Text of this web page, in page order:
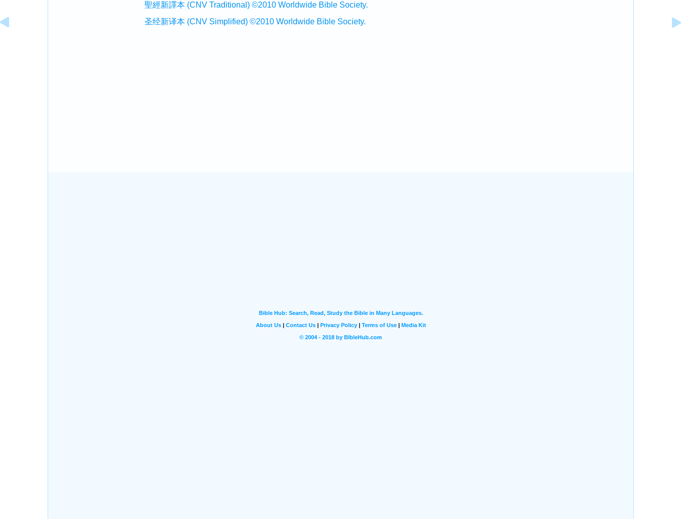
聖經新譯本 (CNV Traditional) ©2010 Worldwide Bible Society.
圣经新译本 (CNV Simplified) ©2010 Worldwide Bible Society.